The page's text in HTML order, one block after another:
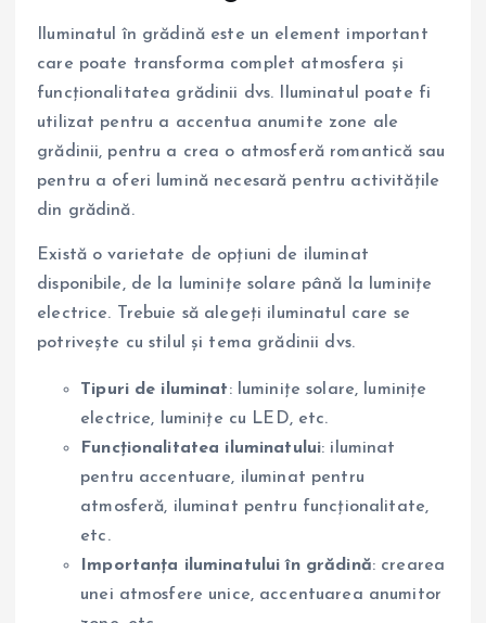
Iluminatul în grădină este un element important
care poate transforma complet atmosfera și
funcționalitatea grădinii dvs. Iluminatul poate fi
utilizat pentru a accentua anumite zone ale
grădinii, pentru a crea o atmosferă romantică sau
pentru a oferi lumină necesară pentru activitățile
din grădină.
Există o varietate de opțiuni de iluminat
disponibile, de la luminițe solare până la luminițe
electrice. Trebuie să alegeți iluminatul care se
potrivește cu stilul și tema grădinii dvs.
Tipuri de iluminat: luminițe solare, luminițe
electrice, luminițe cu LED, etc.
Funcționalitatea iluminatului: iluminat
pentru accentuare, iluminat pentru
atmosferă, iluminat pentru funcționalitate,
etc.
Importanța iluminatului în grădină: crearea
unei atmosfere unice, accentuarea anumitor